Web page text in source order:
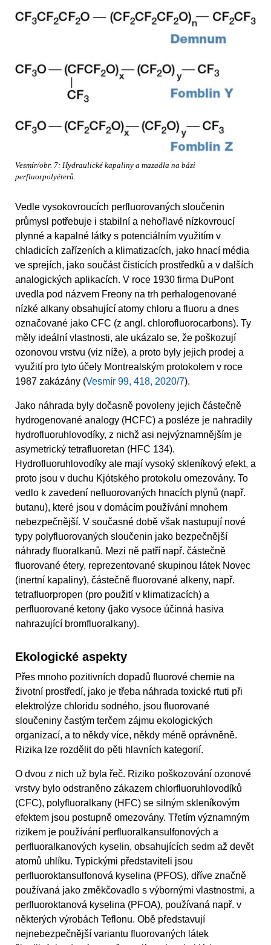
Vesmír/obr. 7: Hydraulické kapaliny a mazadla na bázi
perfluorpolyéterů.
Vedle vysokovroucích perfluorovaných sloučenin
průmysl potřebuje i stabilní a nehořlavé nízkovroucí
plynné a kapalné látky s potenciálním využitím v
chladicích zařízeních a klimatizacích, jako hnací média
ve sprejích, jako součást čisticích prostředků a v dalších
analogických aplikacích. V roce 1930 firma DuPont
uvedla pod názvem Freony na trh perhalogenované
nízké alkany obsahující atomy chloru a fluoru a dnes
označované jako CFC (z angl. chlorofluorocarbons). Ty
měly ideální vlastnosti, ale ukázalo se, že poškozují
ozonovou vrstvu (viz níže), a proto byly jejich prodej a
využití pro tyto účely Montrealským protokolem v roce
1987 zakázány (Vesmír 99, 418, 2020/7).
Jako náhrada byly dočasně povoleny jejich částečně
hydrogenované analogy (HCFC) a posléze je nahradily
hydrofluoruhlovodíky, z nichž asi nejvýznamnějším je
asymetrický tetrafluoretan (HFC 134).
Hydrofluoruhlovodíky ale mají vysoký skleníkový efekt, a
proto jsou v duchu Kjótského protokolu omezovány. To
vedlo k zavedení nefluorovaných hnacích plynů (např.
butanu), které jsou v domácím používání mnohem
nebezpečnější. V současné době však nastupují nové
typy polyfluorovaných sloučenin jako bezpečnější
náhrady fluoralkanů. Mezi ně patří např. částečně
fluorované étery, reprezentované skupinou látek Novec
(inertní kapaliny), částečně fluorované alkeny, např.
tetrafluorpropen (pro použití v klimatizacích) a
perfluorované ketony (jako vysoce účinná hasiva
nahrazující bromfluoralkany).
Ekologické aspekty
Přes mnoho pozitivních dopadů fluorové chemie na
životní prostředí, jako je třeba náhrada toxické rtuti při
elektrolýze chloridu sodného, jsou fluorované
sloučeniny častým terčem zájmu ekologických
organizací, a to někdy více, někdy méně oprávněně.
Rizika lze rozdělit do pěti hlavních kategorií.
O dvou z nich už byla řeč. Riziko poškozování ozonové
vrstvy bylo odstraněno zákazem chlorfluoruhlovodíků
(CFC), polyfluoralkany (HFC) se silným skleníkovým
efektem jsou postupně omezovány. Třetím významným
rizikem je používání perfluoralkansulfonových a
perfluoralkanových kyselin, obsahujících sedm až devět
atomů uhlíku. Typickými představiteli jsou
perfluoroktansulfonová kyselina (PFOS), dříve značně
používaná jako změkčovadlo s výbornými vlastnostmi, a
perfluoroktanová kyselina (PFOA), používaná např. v
některých výrobách Teflonu. Obě představují
nejnebezpečnější variantu fluorovaných látek